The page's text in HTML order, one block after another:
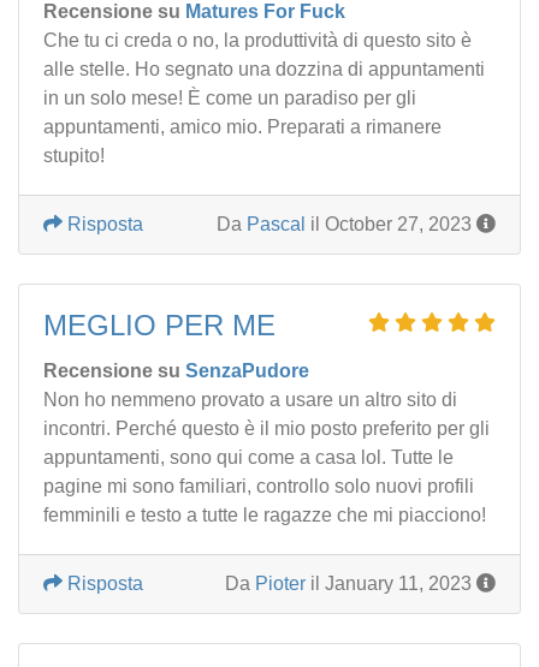
Recensione su Matures For Fuck
Che tu ci creda o no, la produttività di questo sito è
alle stelle. Ho segnato una dozzina di appuntamenti
in un solo mese! È come un paradiso per gli
appuntamenti, amico mio. Preparati a rimanere
stupito!
Da Pascal il October 27, 2023
Risposta
MEGLIO PER ME
Recensione su SenzaPudore
Non ho nemmeno provato a usare un altro sito di
incontri. Perché questo è il mio posto preferito per gli
appuntamenti, sono qui come a casa lol. Tutte le
pagine mi sono familiari, controllo solo nuovi profili
femminili e testo a tutte le ragazze che mi piacciono!
Da Pioter il January 11, 2023
Risposta